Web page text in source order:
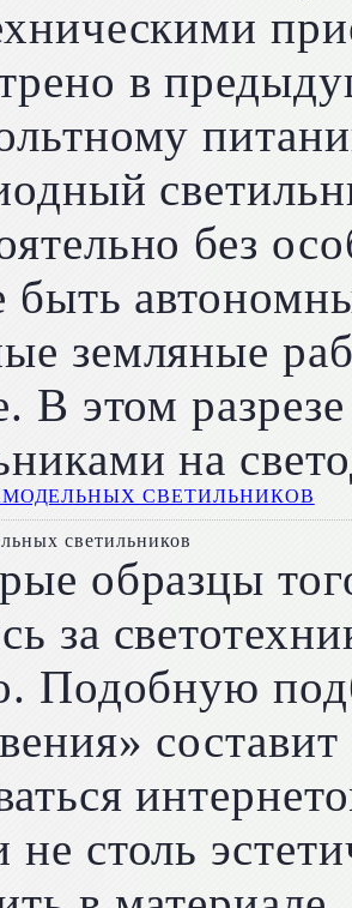
в
без
быть
земляные
В этом
на
светильников
образцы
за
Подобную
столь